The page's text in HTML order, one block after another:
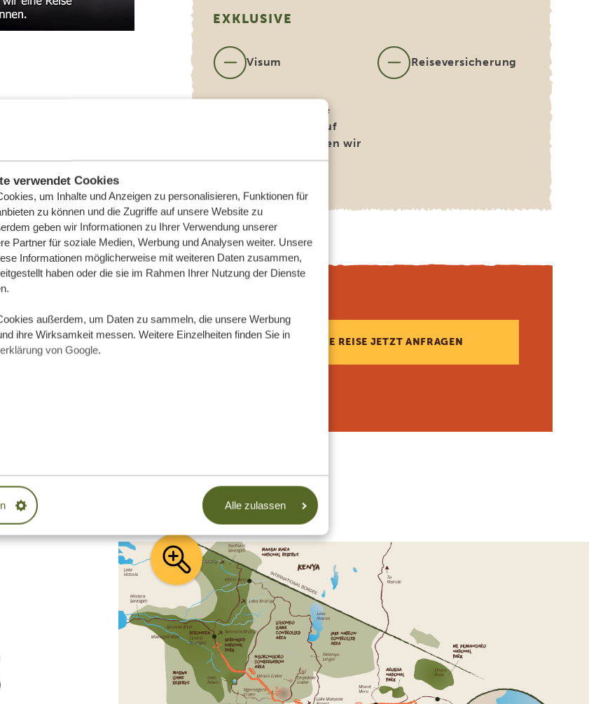
verwendet Cookies
um Inhalte und Anzeigen zu personalisieren, Funktionen für
zu können und die Zugriffe auf unsere Website zu
geben wir Informationen zu Ihrer Verwendung unserer
Partner für soziale Medien, Werbung und Analysen weiter. Unsere
Informationen möglicherweise mit weiteren Daten zusammen,
haben oder die sie im Rahmen Ihrer Nutzung der Dienste
außerdem, um Daten zu sammeln, die unsere Werbung
ihre Wirksamkeit messen. Weitere Einzelheiten finden Sie in
von Google.
Alle zulassen
EXKLUSIVE
Visum Reiseversicherung
Internationale
Flugtickets (auf
Wunsch buchen wir
diese für Sie)
TANZANIA SPECIALIST
ganz nach Ihren Wünschen
einfach, wie Sie unsere Routen anpassen
DIESE REISE JETZT ANFRAGEN